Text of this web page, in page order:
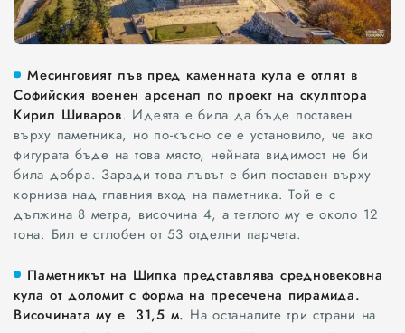
Всички
Месинговият лъв пред каменната кула е отлят в
Софийския военен арсенал по проект на скулптора
Кирил Шиваров. Идеята е била да бъде поставен
върху паметника, но по-късно се е установило, че ако
фигурата бъде на това място, нейната видимост не би
била добра. Заради това лъвът е бил поставен върху
корниза над главния вход на паметника. Той е с
дължина 8 метра, височина 4, а теглото му е около 12
тона. Бил е сглобен от 53 отделни парчета.
Паметникът на Шипка представлява средновековна
кула от доломит с форма на пресечена пирамида.
Височината му е 31,5 м. На останалите три страни на